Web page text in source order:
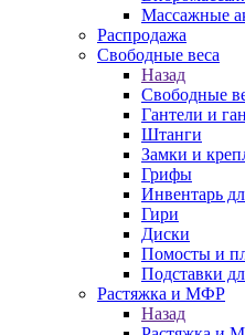
Массажные
Распродажа
Свободные веса
Назад
Свободные
Гантели и
Штанги
Замки и
Грифы
Инвентарь
Гири
Диски
Помосты и
Подставки
Растяжка и МФР
Назад